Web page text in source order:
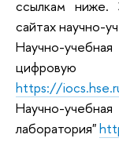
ссылкам ниже.
сайтах научно-
Научно-
https://
Научно-
лаборатория"